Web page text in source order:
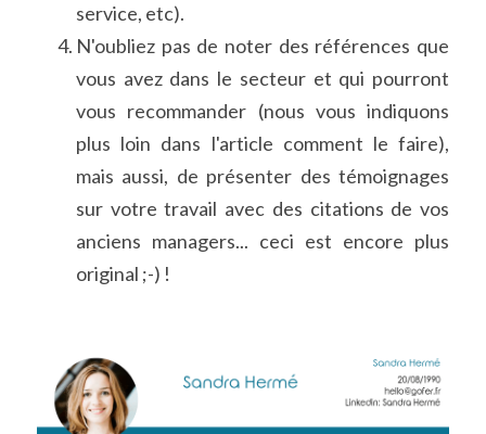
service, etc).
N'oubliez pas de noter des références que
vous avez dans le secteur et qui pourront
vous recommander (nous vous indiquons
plus loin dans l'article comment le faire),
mais aussi, de présenter des témoignages
sur votre travail avec des citations de vos
anciens managers... ceci est encore plus
original ;-) !